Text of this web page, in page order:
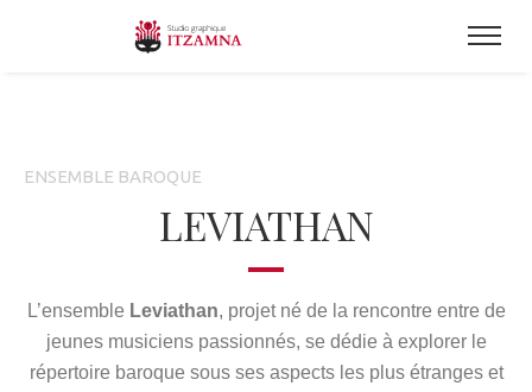
ENSEMBLE BAROQUE
LEVIATHAN
L’ensemble Leviathan, projet né de la rencontre entre de
jeunes musiciens passionnés, se dédie à explorer le
répertoire baroque sous ses aspects les plus étranges et